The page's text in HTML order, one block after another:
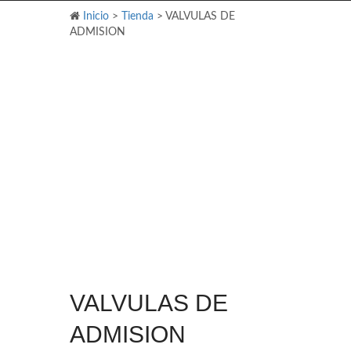
Inicio > Tienda > VALVULAS DE
ADMISION
VALVULAS DE
ADMISION